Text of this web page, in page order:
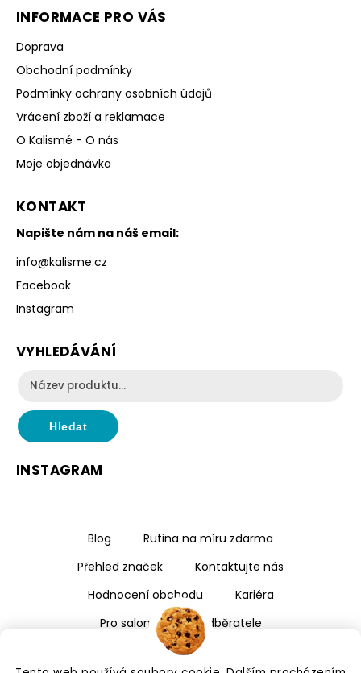
INFORMACE PRO VÁS
Doprava
Obchodní podmínky
Podmínky ochrany osobních údajů
Vrácení zboží a reklamace
O Kalismé - O nás
Moje objednávka
KONTAKT
Napište nám na náš email:
info@kalisme.cz
Facebook
Instagram
VYHLEDÁVÁNÍ
Hledat
INSTAGRAM
Blog
Rutina na míru zdarma
Přehled značek
Kontaktujte nás
Hodnocení obchodu
Kariéra
Pro salony a velkoodběratele